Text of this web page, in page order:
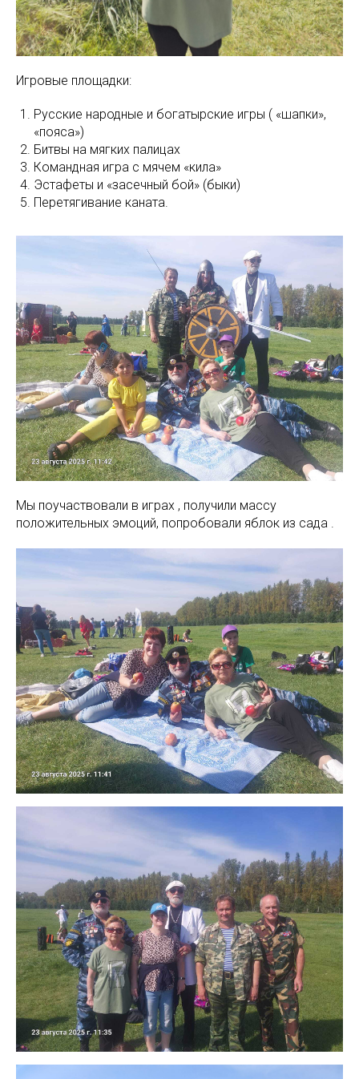
Игровые площадки:
Русские народные и богатырские игры ( «шапки»,
«пояса»)
Битвы на мягких палицах
Командная игра с мячем «кила»
Эстафеты и «засечный бой» (быки)
Перетягивание каната.
Мы поучаствовали в играх , получили массу
положительных эмоций, попробовали яблок из сада .